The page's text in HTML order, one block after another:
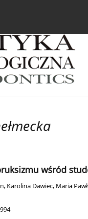
wśród
, Karolina Dawiec, Maria